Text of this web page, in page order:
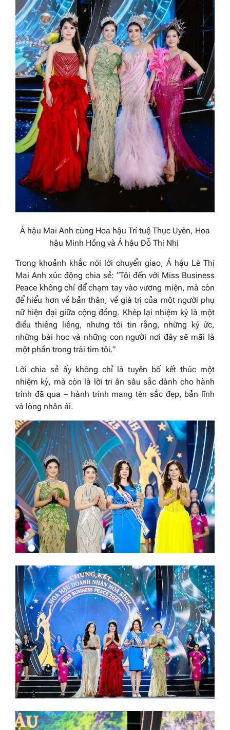
Á hậu Mai Anh cùng Hoa hậu Trí tuệ Thục Uyên, Hoa
hậu Minh Hồng và Á hậu Đỗ Thị Nhị
Trong khoảnh khắc nói lời chuyển giao, Á hậu Lê Thị
Mai Anh xúc động chia sẻ: “Tôi đến với Miss Business
Peace không chỉ để chạm tay vào vương miện, mà còn
để hiểu hơn về bản thân, về giá trị của một người phụ
nữ hiện đại giữa cộng đồng. Khép lại nhiệm kỳ là một
điều thiêng liêng, nhưng tôi tin rằng, những ký ức,
những bài học và những con người nơi đây sẽ mãi là
một phần trong trái tim tôi.”
Lời chia sẻ ấy không chỉ là tuyên bố kết thúc một
nhiệm kỳ, mà còn là lời tri ân sâu sắc dành cho hành
trình đã qua – hành trình mang tên sắc đẹp, bản lĩnh
và lòng nhân ái.